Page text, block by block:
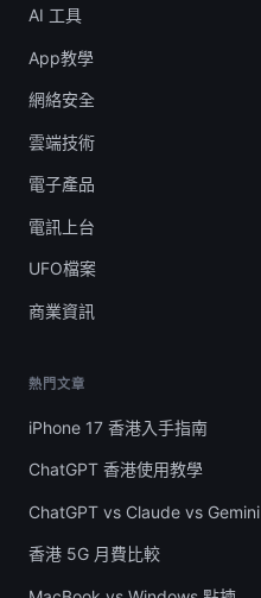
AI 工具
App教學
網絡安全
雲端技術
電子產品
電訊上台
UFO檔案
商業資訊
熱門文章
iPhone 17 香港入手指南
ChatGPT 香港使用教學
ChatGPT vs Claude vs Gemini
香港 5G 月費比較